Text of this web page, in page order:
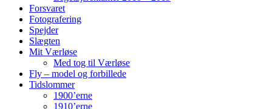
Forsvaret
Fotografering
Spejder
Slægten
Mit Værløse
Med tog til Værløse
Fly – model og forbillede
Tidslommer
1900’erne
1910’erne